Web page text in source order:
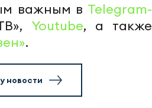
важным в Telegram-
Youtube, а также
.
новости